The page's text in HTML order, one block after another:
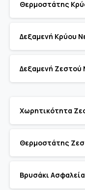
Θερμοστάτης
Δεξαμενή Κρύου
Δεξαμενή Ζεστού
Χωρητικότητα
Θερμοστάτης
Βρυσάκι